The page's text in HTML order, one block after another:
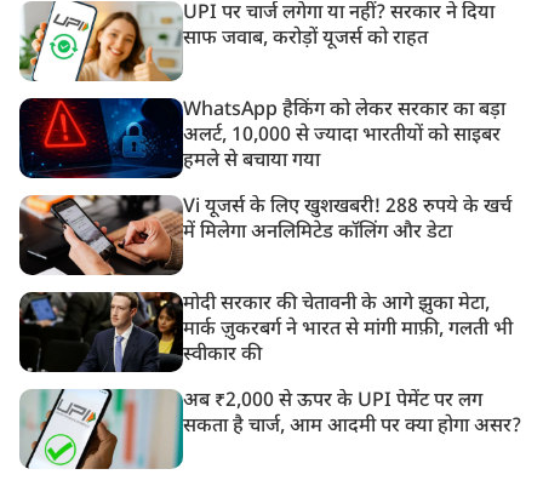
UPI पर चार्ज लगेगा या नहीं? सरकार ने दिया
साफ जवाब, करोड़ों यूजर्स को राहत
WhatsApp हैकिंग को लेकर सरकार का बड़ा
अलर्ट, 10,000 से ज्यादा भारतीयों को साइबर
हमले से बचाया गया
Vi यूजर्स के लिए खुशखबरी! 288 रुपये के खर्च
में मिलेगा अनलिमिटेड कॉलिंग और डेटा
मोदी सरकार की चेतावनी के आगे झुका मेटा,
मार्क ज़ुकरबर्ग ने भारत से मांगी माफ़ी, गलती भी
स्वीकार की
अब ₹2,000 से ऊपर के UPI पेमेंट पर लग
सकता है चार्ज, आम आदमी पर क्या होगा असर?